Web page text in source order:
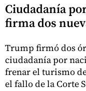
Ciudadanía
firma dos
Trump firmó dos
ciudadanía por
frenar el turismo
el fallo de la Corte